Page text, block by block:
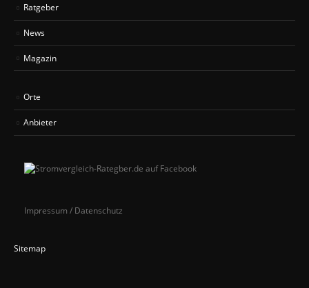
Ratgeber
News
Magazin
Orte
Anbieter
Impressum / Datenschutz
Sitemap